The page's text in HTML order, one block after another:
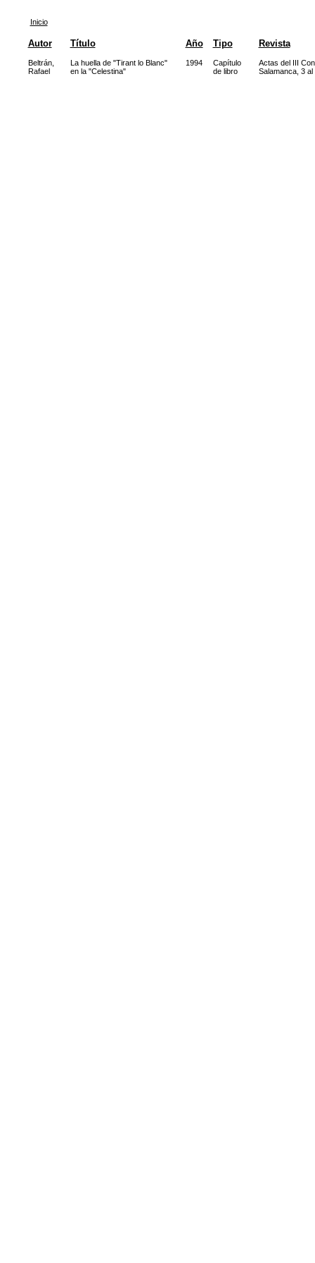
Inicio
Autor Título Año Tipo Revista
Beltrán,
Rafael
La huella de "Tirant lo Blanc"
en la "Celestina"
1994
Capítulo
de libro
Actas del III
Salamanca, 3